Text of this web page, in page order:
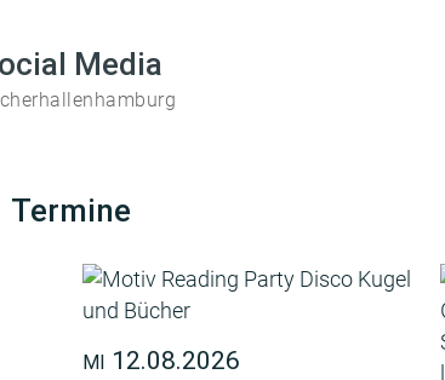
Media
Termine
MI 12.08.2026